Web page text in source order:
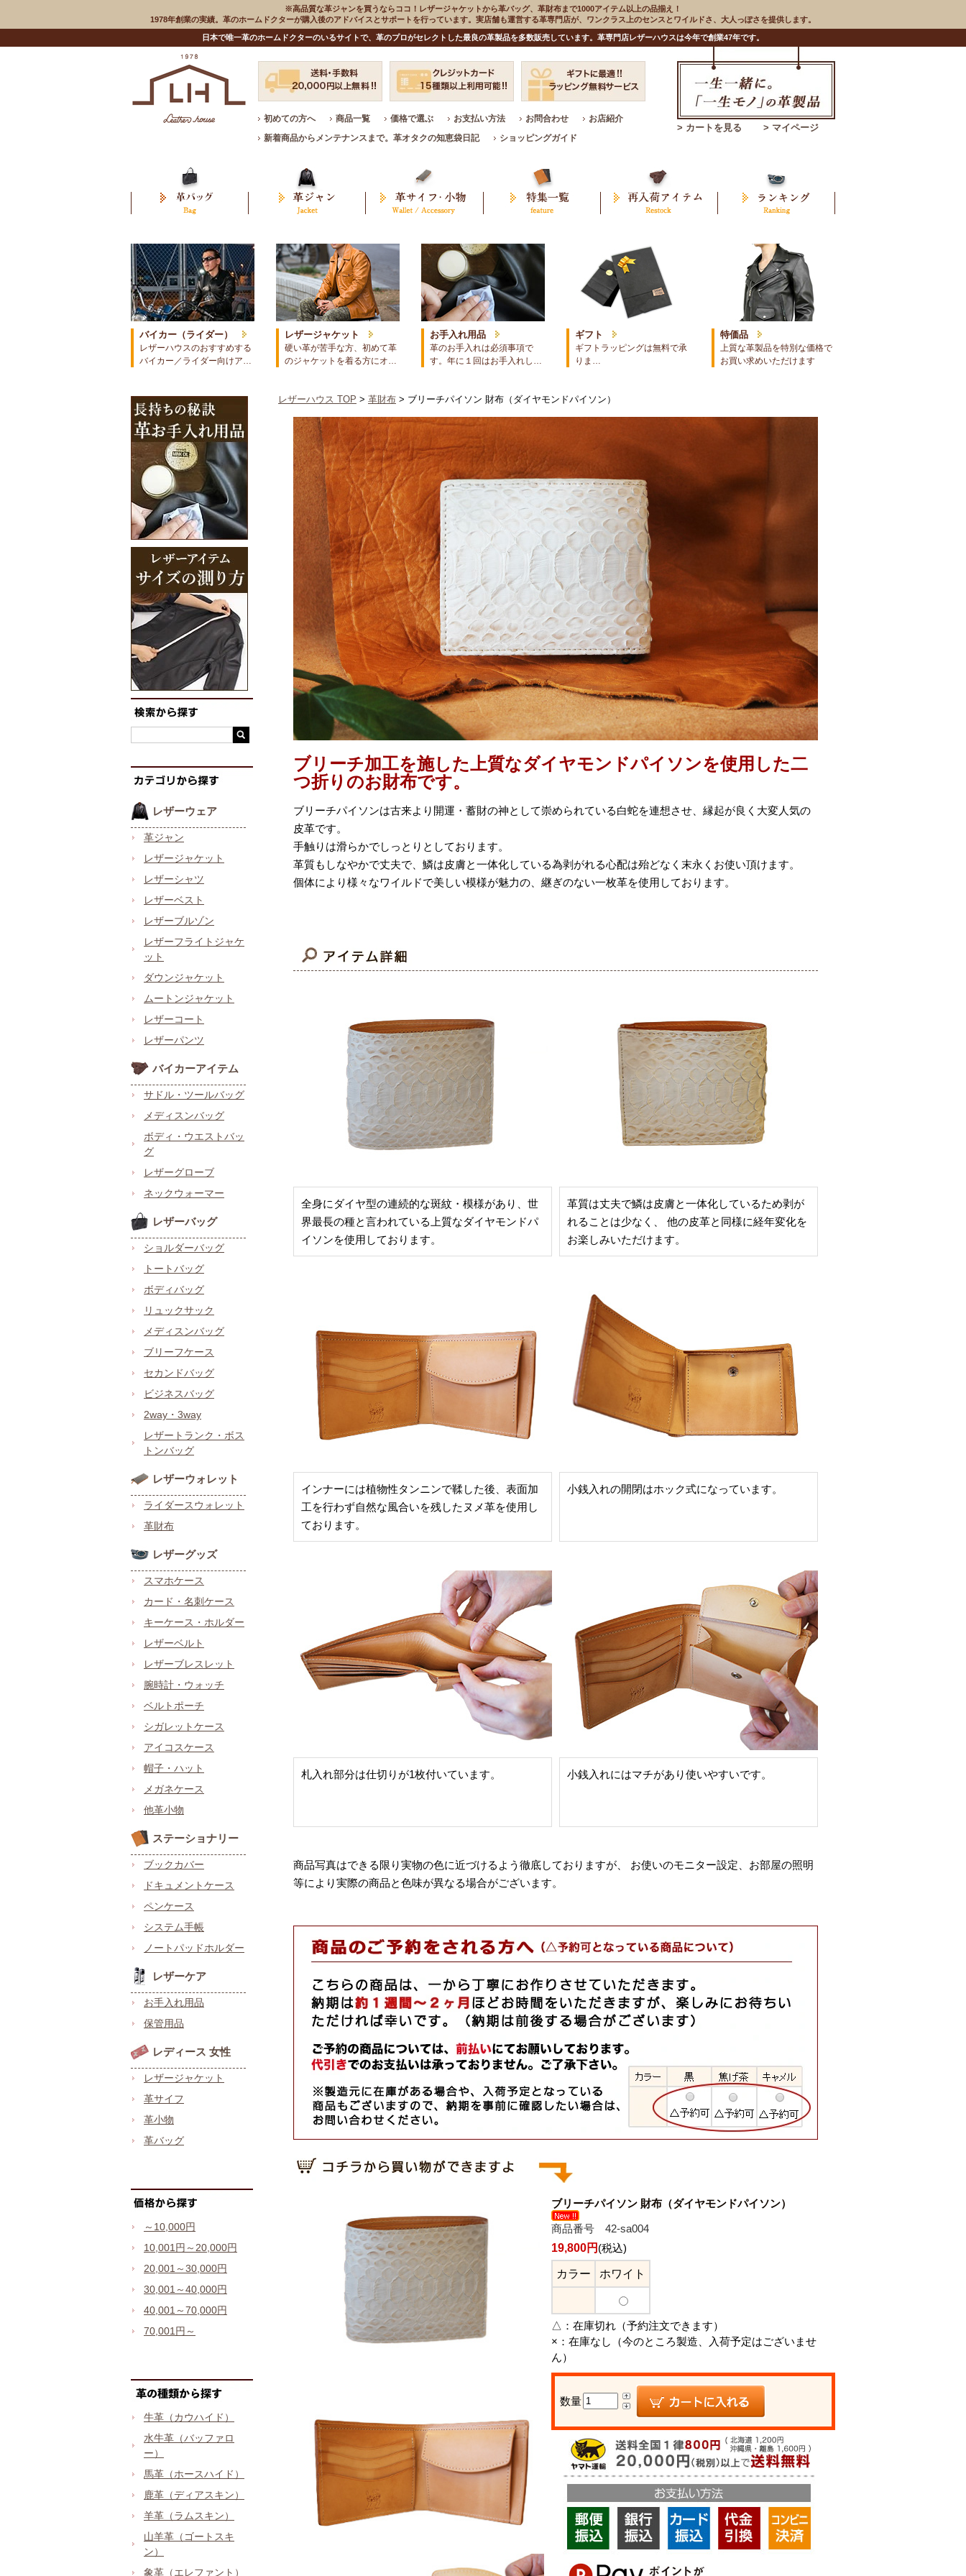
※高品質な革ジャンを買うならココ！レザージャケットから革バッグ、革財布まで1000アイテム以上の品揃え！
1978年創業の実績。革のホームドクターが購入後のアドバイスとサポートを行っています。実店舗も運営する革専門店が、ワンクラス上のセンスとワイルドさ、大人っぽさを提供します。
日本で唯一革のホームドクターのいるサイトで、革のプロがセレクトした最良の革製品を多数販売しています。革専門店レザーハウスは今年で創業47年です。
初めての方へ 商品一覧 価格で選ぶ お支払い方法 お問合わせ
お店紹介
新着商品からメンテナンスまで。革オタクの知恵袋日記
ショッピングガイド
> カートを見る > マイページ
バイカー（ライダー）
レザーハウスのおすすめする
バイカー／ライダー向けア…
レザージャケット
硬い革が苦手な方、初めて革
のジャケットを着る方にオ…
お手入れ用品
革のお手入れは必須事項で
す。年に１回はお手入れし…
ギフト
ギフトラッピングは無料で承
りま…
特価品
上質な革製品を特別な価格で
お買い求めいただけます
レザーウェア
革ジャン
レザージャケット
レザーシャツ
レザーベスト
レザーブルゾン
レザーフライトジャケ
ット
ダウンジャケット
ムートンジャケット
レザーコート
レザーパンツ
バイカーアイテム
サドル・ツールバッグ
メディスンバッグ
ボディ・ウエストバッ
グ
レザーグローブ
ネックウォーマー
レザーバッグ
ショルダーバッグ
トートバッグ
ボディバッグ
リュックサック
メディスンバッグ
ブリーフケース
セカンドバッグ
ビジネスバッグ
2way・3way
レザートランク・ボス
トンバッグ
レザーウォレット
ライダースウォレット
革財布
レザーグッズ
スマホケース
カード・名刺ケース
キーケース・ホルダー
レザーベルト
レザーブレスレット
腕時計・ウォッチ
ベルトポーチ
シガレットケース
アイコスケース
帽子・ハット
メガネケース
他革小物
ステーショナリー
ブックカバー
ドキュメントケース
ペンケース
システム手帳
ノートパッドホルダー
レザーケア
お手入れ用品
保管用品
レディース 女性
レザージャケット
革サイフ
革小物
革バッグ
～10,000円
10,001円～20,000円
20,001～30,000円
30,001～40,000円
40,001～70,000円
70,001円～
牛革（カウハイド）
水牛革（バッファロ
ー）
馬革（ホースハイド）
鹿革（ディアスキン）
羊革（ラムスキン）
山羊革（ゴートスキ
ン）
象革（エレファント）
レザーハウス TOP > 革財布 > ブリーチパイソン 財布（ダイヤモンドパイソン）
ブリーチ加工を施した上質なダイヤモンドパイソンを使用した二
つ折りのお財布です。
ブリーチパイソンは古来より開運・蓄財の神として崇められている白蛇を連想させ、縁起が良く大変人気の
皮革です。
手触りは滑らかでしっとりとしております。
革質もしなやかで丈夫で、鱗は皮膚と一体化している為剥がれる心配は殆どなく末永くお使い頂けます。
個体により様々なワイルドで美しい模様が魅力の、継ぎのない一枚革を使用しております。
全身にダイヤ型の連続的な斑紋・模様があり、世
界最長の種と言われている上質なダイヤモンドパ
イソンを使用しております。
革質は丈夫で鱗は皮膚と一体化しているため剥が
れることは少なく、 他の皮革と同様に経年変化を
お楽しみいただけます。
インナーには植物性タンニンで鞣した後、表面加
工を行わず自然な風合いを残したヌメ革を使用し
ております。
小銭入れの開閉はホック式になっています。
札入れ部分は仕切りが1枚付いています。 小銭入れにはマチがあり使いやすいです。
商品写真はできる限り実物の色に近づけるよう徹底しておりますが、 お使いのモニター設定、お部屋の照明
等により実際の商品と色味が異なる場合がございます。
ブリーチパイソン 財布（ダイヤモンドパイソン）
商品番号 42-sa004
19,800円 (税込)
カラー ホワイト
△： 在庫切れ（予約注文できます）
×： 在庫なし（今のところ製造、入荷予定はございませ
ん）
数量